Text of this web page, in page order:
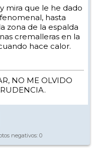
mira que le he dado
hasta
zona de la espalda
cremalleras en la
hace calor.
NO ME OLVIDO
negativos: 0